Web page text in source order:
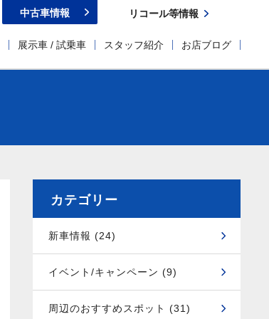
展示車 / 試乗車 スタッフ紹介 お店ブログ
中古車情報 リコール等情報
カテゴリー
新車情報 (24)
イベント/キャンペーン (9)
周辺のおすすめスポット (31)